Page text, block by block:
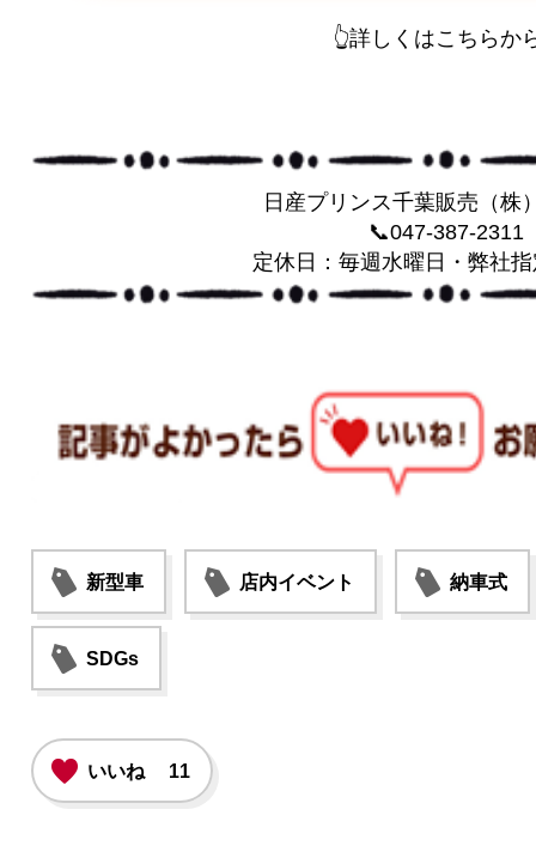
👆詳しくはこちらか
日産プリンス千葉販売（株
📞047-387-2311
定休日：毎週水曜日・弊社
新型車 店内イベント 納車式
SDGs
いいね 11